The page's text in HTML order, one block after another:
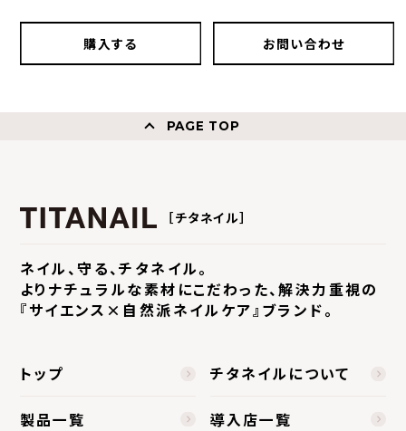
購入する お問い合わせ
PAGE TOP
［チタネイル］
ネイル、守る、チタネイル。
よりナチュラルな素材にこだわった、解決力重視の
『サイエンス×自然派ネイルケア』ブランド。
トップ チタネイルについて
製品一覧 導入店一覧